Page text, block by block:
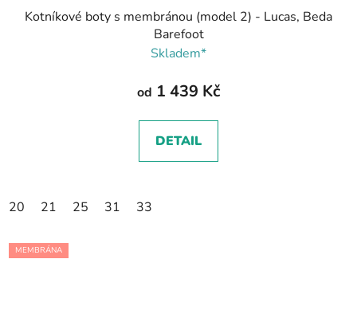
Kotníkové boty s membránou (model 2) - Lucas, Beda
Barefoot
Skladem*
od 1 439 Kč
DETAIL
20 21 25 31 33
MEMBRÁNA